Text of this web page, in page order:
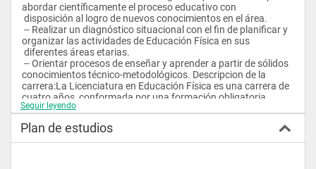
abordar científicamente el proceso educativo con
disposición al logro de nuevos conocimientos en el área.
organizar las actividades de Educación Física en sus
diferentes áreas etarias.
conocimientos técnico-metodológicos. Descripcion de la
carrera:La Licenciatura en Educación Física es una carrera de
cuatro años, conformada por una formación obligatoria
(Tronco Común) y una opcional (Perfil Complementario y
El Tronco Común, obligatorio para los tres Centros, presenta
un anclaje en la docencia y la investigación. Su diseño
Seguir leyendo
Plan de estudios